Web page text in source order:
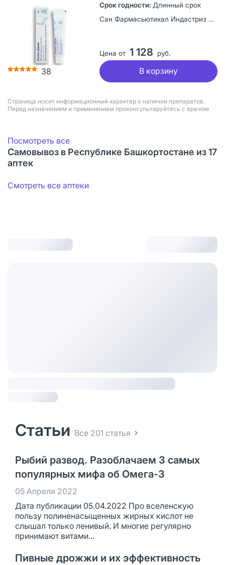
38
Длинный срок
Сан Фармасьютикал Индастриз Лтд, Индия
Цена от 1 128 руб.
В корзину
Страница носит информационный характер о наличии препаратов.
Перед назначением и применением проконсультируйтесь с врачом
Посмотреть все
Самовывоз в Республике Башкортостане из 17
аптек
Смотреть все аптеки
Статьи Все 201 статья
Рыбий развод. Разоблачаем 3 самых
популярных мифа об Омега-3
05 Апреля 2022
Дата публикации 05.04.2022 Про вселенскую
пользу полиненасыщенных жирных кислот не
слышал только ленивый. И многие регулярно
принимают витами...
Пивные дрожжи и их эффективность